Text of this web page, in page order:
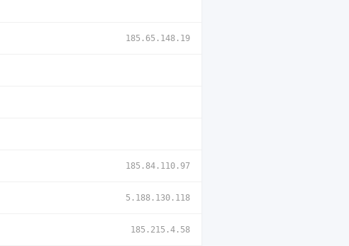
185.65.148.19
185.84.110.97
5.188.130.118
185.215.4.58